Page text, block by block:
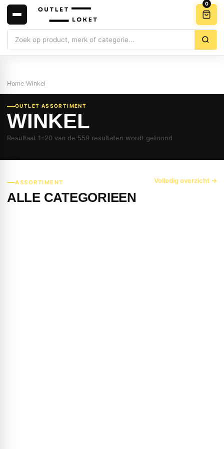
0
Home Winkel
OUTLET ASSORTIMENT
WINKEL
Resultaat 1–20 van de 559 resultaten wordt getoond
ASSORTIMENT
ALLE CATEGORIEEN
Volledig overzicht →